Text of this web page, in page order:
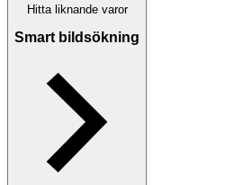
Hitta liknande varor
Smart bildsökning